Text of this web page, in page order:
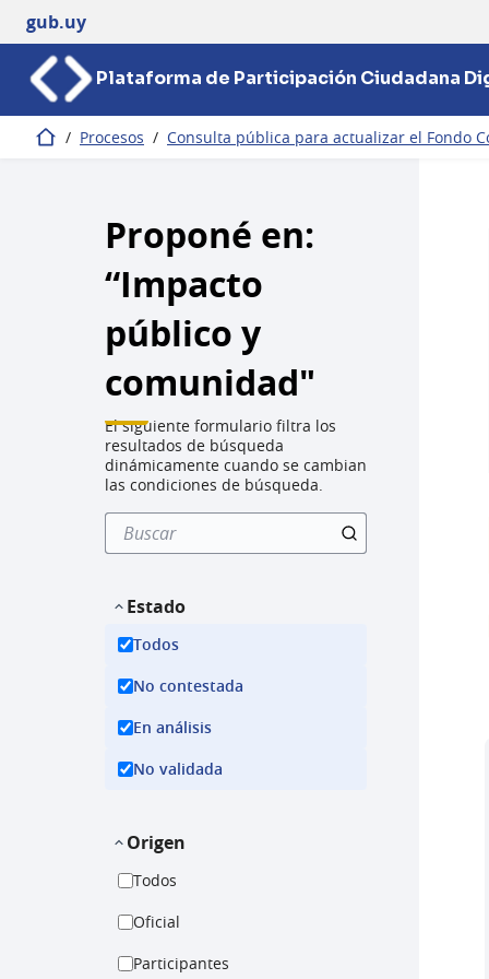
gub.uy
Plataforma de Participación Ciudadana
Inicio / Procesos / Consulta pública para actualizar el Fondo
Proponé en:
“Impacto
público y
comunidad"
El siguiente formulario filtra los
resultados de búsqueda
dinámicamente cuando se cambian
las condiciones de búsqueda.
Estado
Todos
No contestada
En análisis
No validada
Origen
Todos
Oficial
Participantes